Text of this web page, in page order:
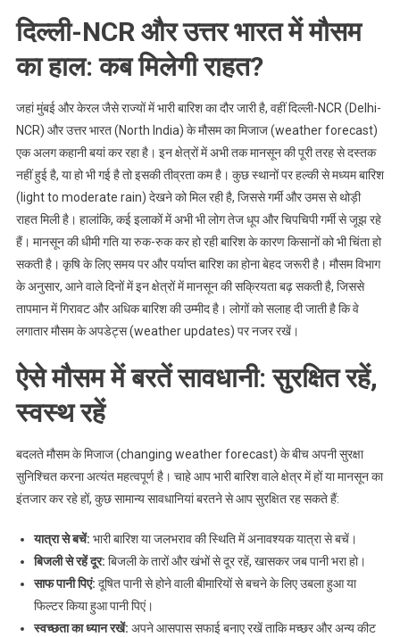
दिल्ली-NCR और उत्तर भारत में मौसम
का हाल: कब मिलेगी राहत?
जहां मुंबई और केरल जैसे राज्यों में भारी बारिश का दौर जारी है, वहीं दिल्ली-NCR (Delhi-
NCR) और उत्तर भारत (North India) के मौसम का मिजाज (weather forecast)
एक अलग कहानी बयां कर रहा है। इन क्षेत्रों में अभी तक मानसून की पूरी तरह से दस्तक
नहीं हुई है, या हो भी गई है तो इसकी तीव्रता कम है। कुछ स्थानों पर हल्की से मध्यम बारिश
(light to moderate rain) देखने को मिल रही है, जिससे गर्मी और उमस से थोड़ी
राहत मिली है। हालांकि, कई इलाकों में अभी भी लोग तेज धूप और चिपचिपी गर्मी से जूझ रहे
हैं। मानसून की धीमी गति या रुक-रुक कर हो रही बारिश के कारण किसानों को भी चिंता हो
सकती है। कृषि के लिए समय पर और पर्याप्त बारिश का होना बेहद जरूरी है। मौसम विभाग
के अनुसार, आने वाले दिनों में इन क्षेत्रों में मानसून की सक्रियता बढ़ सकती है, जिससे
तापमान में गिरावट और अधिक बारिश की उम्मीद है। लोगों को सलाह दी जाती है कि वे
लगातार मौसम के अपडेट्स (weather updates) पर नजर रखें।
ऐसे मौसम में बरतें सावधानी: सुरक्षित रहें,
स्वस्थ रहें
बदलते मौसम के मिजाज (changing weather forecast) के बीच अपनी सुरक्षा
सुनिश्चित करना अत्यंत महत्वपूर्ण है। चाहे आप भारी बारिश वाले क्षेत्र में हों या मानसून का
इंतजार कर रहे हों, कुछ सामान्य सावधानियां बरतने से आप सुरक्षित रह सकते हैं:
यात्रा से बचें: भारी बारिश या जलभराव की स्थिति में अनावश्यक यात्रा से बचें।
बिजली से रहें दूर: बिजली के तारों और खंभों से दूर रहें, खासकर जब पानी भरा हो।
साफ पानी पिएं: दूषित पानी से होने वाली बीमारियों से बचने के लिए उबला हुआ या
फिल्टर किया हुआ पानी पिएं।
स्वच्छता का ध्यान रखें: अपने आसपास सफाई बनाए रखें ताकि मच्छर और अन्य कीट